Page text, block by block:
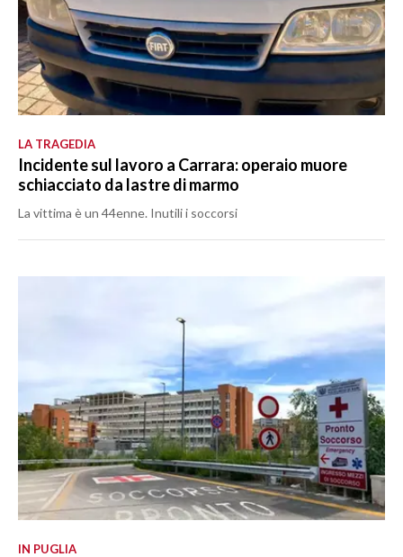
LA TRAGEDIA
Incidente sul lavoro a Carrara: operaio muore
schiacciato da lastre di marmo
La vittima è un 44enne. Inutili i soccorsi
IN PUGLIA